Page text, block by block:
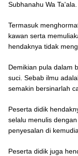
Subhanahu Wa Ta'ala.
Termasuk
kawan serta
hendaknya tidak
Demikian pula dalam
suci. Sebab ilmu
semakin bersinarlah
Peserta didik
selalu menulis
penyesalan di
Peserta didik juga